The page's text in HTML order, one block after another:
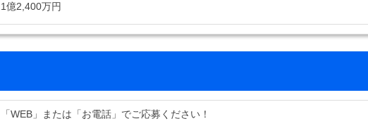
1億2,400万円
「WEB」または「お電話」でご応募ください！